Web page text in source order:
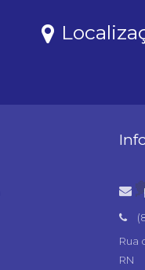
Rua
RN